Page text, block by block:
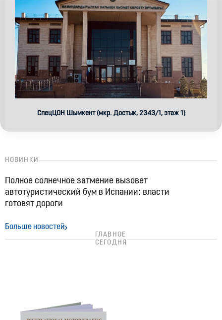
СпецЦОН Шымкент (мкр. Достык, 2343/1​, этаж 1)
НОВИНКИ
Полное солнечное затмение вызовет
автотуристический бум в Испании: власти
готовят дороги
Трассы на пределе высоты
07:21, 01.08.2026
Больше новостей
ГЛАВНОЕ
СЕГОДНЯ